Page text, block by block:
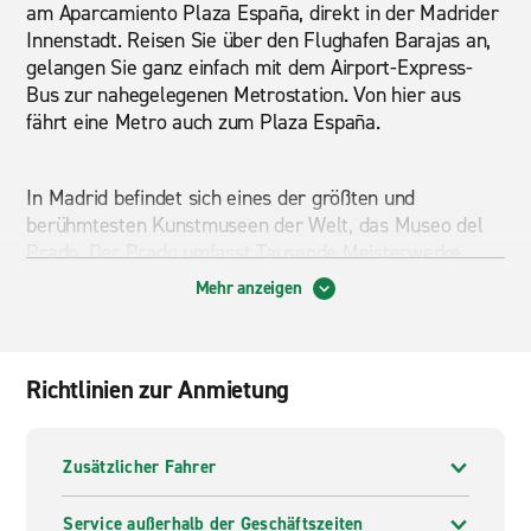
am Aparcamiento Plaza España, direkt in der Madrider
Innenstadt. Reisen Sie über den Flughafen Barajas an,
gelangen Sie ganz einfach mit dem Airport-Express-
Bus zur nahegelegenen Metrostation. Von hier aus
fährt eine Metro auch zum Plaza España.
In Madrid befindet sich eines der größten und
berühmtesten Kunstmuseen der Welt, das Museo del
Prado. Der Prado umfasst Tausende Meisterwerke
bedeutender Künstler. Ihr Enterprise-Mietwagen bringt
Sie auch zum imposanten Palacio Real, dem
Ihres Mietwagens von Enterprise sind Sie während
sich lassen. So finden Sie zum Beispiel im wunderbaren
Retiro-Park am östlichen Stadtrand Madrids Ruhe und
Entspannung.
Mehr anzeigen
Richtlinien zur Anmietung
Zusätzlicher Fahrer
Service außerhalb der Geschäftszeiten